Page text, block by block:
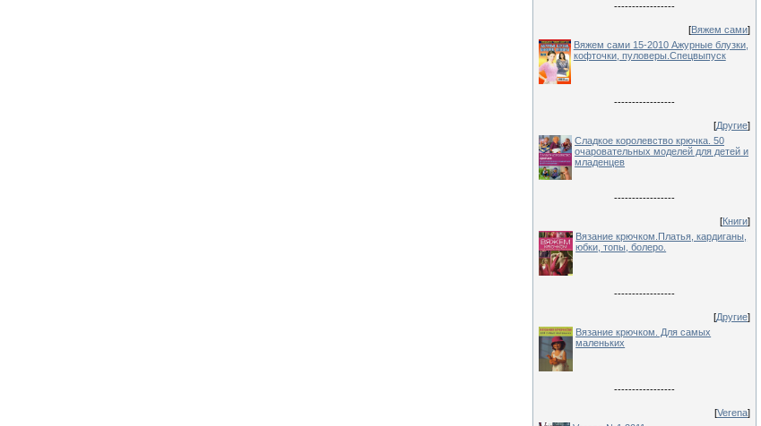
-----------------
[Вяжем сами]
Вяжем сами 15-2010 Ажурные блузки,
кофточки, пуловеры.Спецвыпуск
-----------------
[Другие]
Сладкое королевство крючка. 50
очаровательных моделей для детей и
младенцев
-----------------
[Книги]
Вязание крючком.Платья, кардиганы,
юбки, топы, болеро.
-----------------
[Другие]
Вязание крючком. Для самых
маленьких
-----------------
[Verena]